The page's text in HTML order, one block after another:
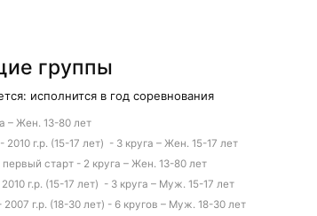
группы
исполнится в год соревнования
– Жен. 13-80 лет
г.р. (15-17 лет) - 3 круга – Жен. 15-17 лет
старт - 2 круга – Жен. 13-80 лет
г.р. (15-17 лет) - 3 круга – Муж. 15-17 лет
г.р. (18-30 лет) - 6 кругов – Муж. 18-30 лет